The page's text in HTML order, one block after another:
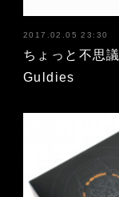
2017.02.05 23:30
ちょっと不思
Guldies